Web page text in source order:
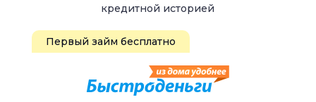
кредитной историей
Первый займ бесплатно